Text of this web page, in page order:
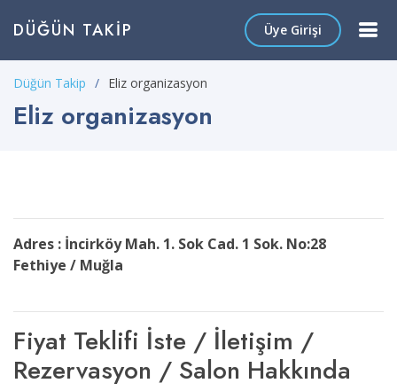
DÜĞÜN TAKIP Üye Girişi
Düğün Takip Eliz organizasyon
Eliz organizasyon
Adres : İncirköy Mah. 1. Sok Cad. 1 Sok. No:28
Fethiye / Muğla
Fiyat Teklifi İste / İletişim /
Rezervasyon / Salon Hakkında